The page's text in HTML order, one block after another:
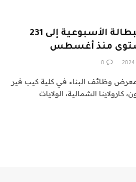
وتقفز مطالبات البطالة الأسبوعية إلى 231
منذ أغسطس
0
وظائف البناء في كلية كيب فير
الشمالية، الولايات